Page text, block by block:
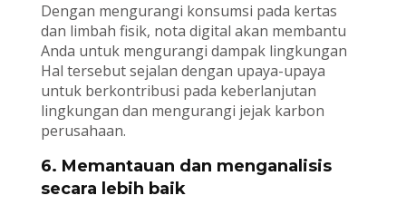
Dengan mengurangi konsumsi pada kertas
dan limbah fisik, nota digital akan membantu
Anda untuk mengurangi dampak lingkungan
Hal tersebut sejalan dengan upaya-upaya
untuk berkontribusi pada keberlanjutan
lingkungan dan mengurangi jejak karbon
perusahaan.
6. Memantauan dan menganalisis
secara lebih baik